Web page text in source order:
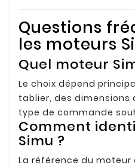
Questions
les moteurs
Quel moteur
Le choix dépend
tablier, des dimensions
type de commande
Comment
Simu ?
La référence du